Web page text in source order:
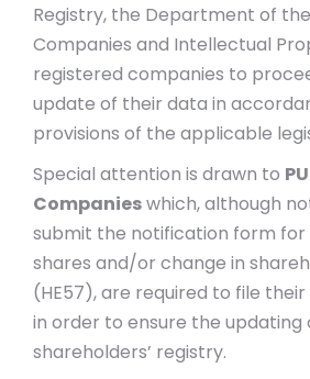
Registry, the Department of
Companies and Intellectual
registered companies to
update of their data in
provisions of the applicable
Special attention is drawn to
Companieswhich, although
submit the notification form
shares and/or change in
(HE57), are required to file
in order to ensure the updating
shareholders’ registry.